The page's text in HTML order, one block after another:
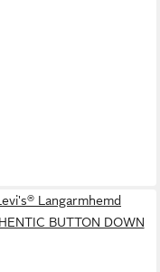
Langarmhemd
BUTTON DOWN